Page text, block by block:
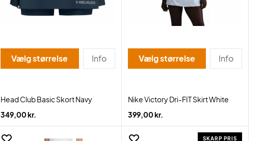
Vælg størrelse Info
Head Club Basic Skort Navy
349,00 kr.
Vælg størrelse Info
Nike Victory Dri-FIT Skirt White
399,00 kr.
SKARP PRIS